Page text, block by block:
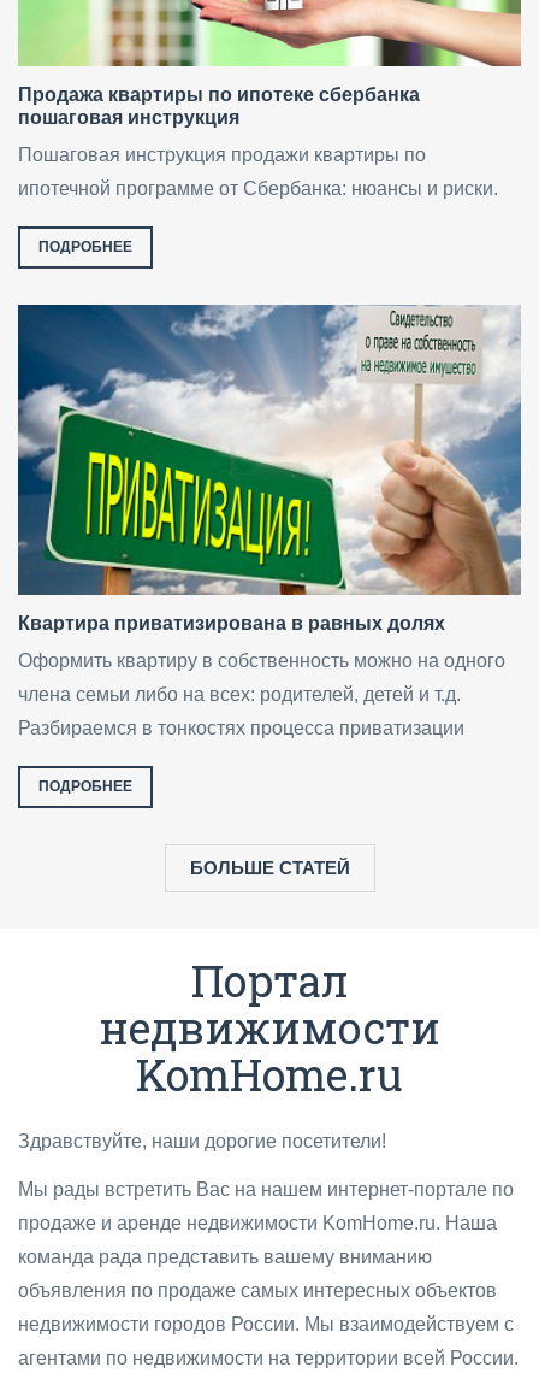
Продажа квартиры по ипотеке сбербанка
пошаговая инструкция
Пошаговая инструкция продажи квартиры по
ипотечной программе от Сбербанка: нюансы и риски.
ПОДРОБНЕЕ
Квартира приватизирована в равных долях
Оформить квартиру в собственность можно на одного
члена семьи либо на всех: родителей, детей и т.д.
Разбираемся в тонкостях процесса приватизации
ПОДРОБНЕЕ
БОЛЬШЕ СТАТЕЙ
Портал
недвижимости
KomHome.ru
Здравствуйте, наши дорогие посетители!
Мы рады встретить Вас на нашем интернет-портале по
продаже и аренде недвижимости KomHome.ru. Наша
команда рада представить вашему вниманию
объявления по продаже самых интересных объектов
недвижимости городов России. Мы взаимодействуем с
агентами по недвижимости на территории всей России.